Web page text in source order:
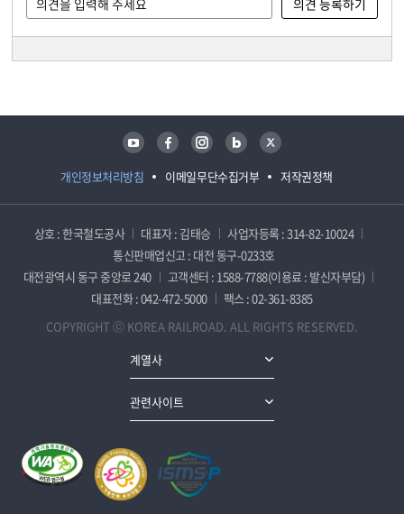
개인정보처리방침 이메일무단수집거부 저작권정책
유튜브 페이스북 인스타그램 블로그 트위터
상호 : 한국철도공사 대표자 : 김태승
사업자등록 : 314-82-10024
통신판매업신고 : 대전 동구-0233호
대전광역시 동구 중앙로 240
고객센터 : 1588-7788(이용료 : 발신자부담)
대표전화 : 042-472-5000
팩스 : 02-361-8385
COPYRIGHT ⓒ KOREA RAILROAD. ALL RIGHTS RESERVED.
계열사
관련사이트